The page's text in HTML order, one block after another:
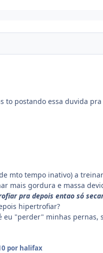
postando essa duvida
mto tempo inativo) a
mais gordura e massa
pra depois entao só
hipertrofiar?
eu "perder" minhas
por halifax